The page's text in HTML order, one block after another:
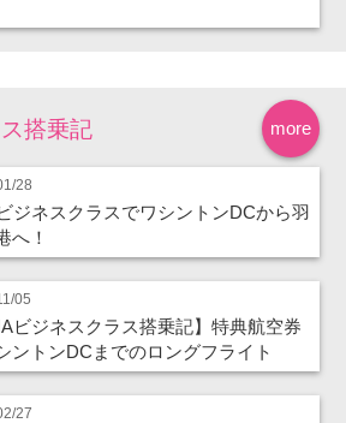
more
搭乗記
28
ジネスクラスでワシントンDCから羽
へ！
05
ビジネスクラス搭乗記】特典航空券
ントンDCまでのロングフライト
27